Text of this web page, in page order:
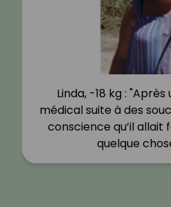
Linda, -18 kg :
médical suite à des
conscience qu’il allait
quelque